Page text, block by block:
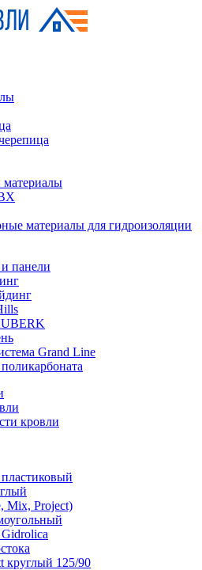
материалы
материалы для гидроизоляции
панели
Grand Line
кровли
Mix, Project)
круглый 125/90